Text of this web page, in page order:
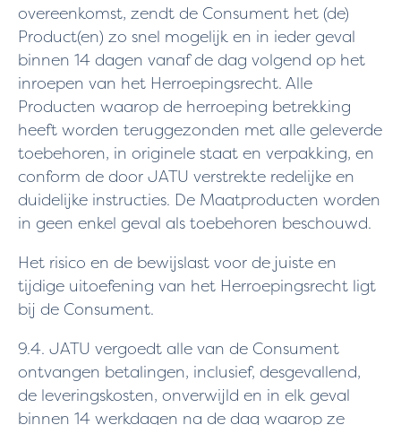
overeenkomst, zendt de Consument het (de)
Product(en) zo snel mogelijk en in ieder geval
binnen 14 dagen vanaf de dag volgend op het
inroepen van het Herroepingsrecht. Alle
Producten waarop de herroeping betrekking
heeft worden teruggezonden met alle geleverde
toebehoren, in originele staat en verpakking, en
conform de door JATU verstrekte redelijke en
duidelijke instructies. De Maatproducten worden
in geen enkel geval als toebehoren beschouwd.
Het risico en de bewijslast voor de juiste en
tijdige uitoefening van het Herroepingsrecht ligt
bij de Consument.
9.4. JATU vergoedt alle van de Consument
ontvangen betalingen, inclusief, desgevallend,
de leveringskosten, onverwijld en in elk geval
binnen 14 werkdagen na de dag waarop ze